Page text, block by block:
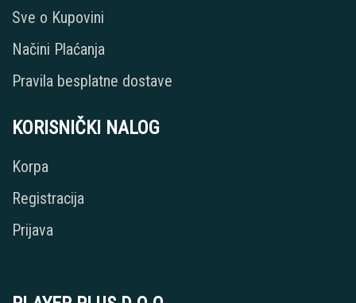
Sve o Kupovini
Načini Plaćanja
Pravila besplatne dostave
KORISNIČKI NALOG
Korpa
Registracija
Prijava